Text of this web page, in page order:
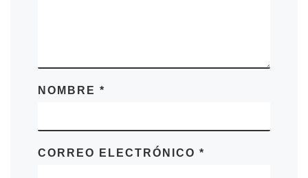
NOMBRE *
CORREO ELECTRÓNICO *